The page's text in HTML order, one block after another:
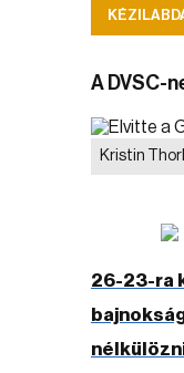
A DVSC-
Kristin
26-23-ra